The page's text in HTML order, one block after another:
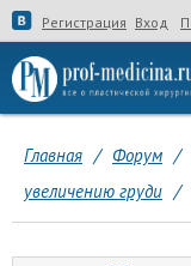
Регистрация Вход
Главная / Форум /
увеличению груди /